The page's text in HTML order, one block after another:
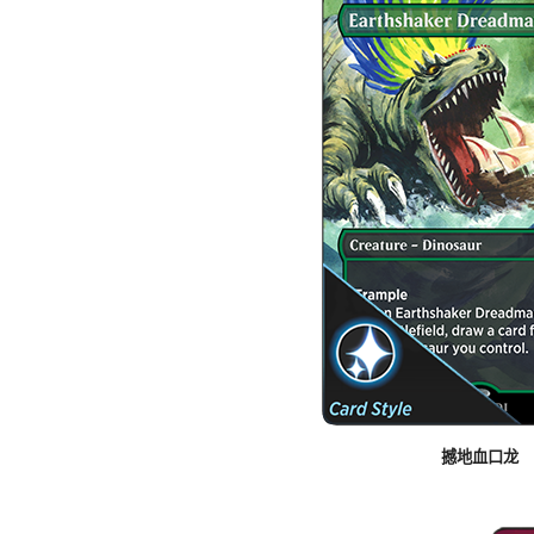
撼地血口龙